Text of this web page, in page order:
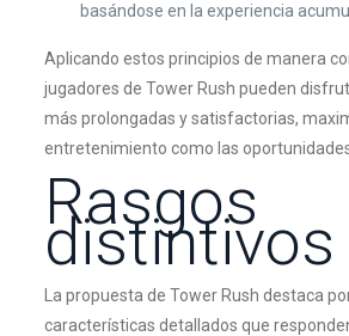
basándose en la experiencia
Aplicando estos principios de manera
jugadores de Tower Rush pueden
más prolongadas y satisfactorias,
entretenimiento como las
Rasgos
distintivos
La propuesta de Tower Rush destaca
características detallados que